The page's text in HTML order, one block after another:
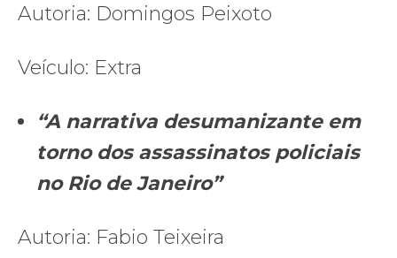
Autoria: Domingos Peixoto
Veículo: Extra
“A narrativa desumanizante em
torno dos assassinatos policiais
no Rio de Janeiro”
Autoria: Fabio Teixeira